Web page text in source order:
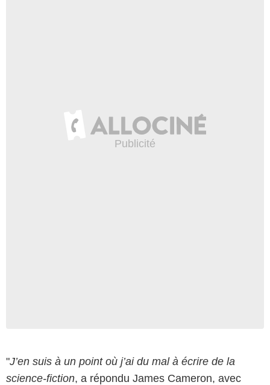
"J’en suis à un point où j’ai du mal à écrire de la
science-fiction, a répondu James Cameron, avec